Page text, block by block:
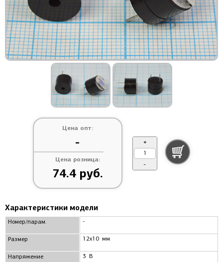
Цена опт:
-
Цена розница:
74.4 руб.
+
-
Характеристики модели
Номер/парам.
Размер
Напряжение
-
12x10 мм
3 В